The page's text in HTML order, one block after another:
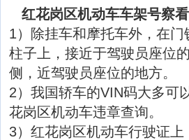
红花岗区机动车车架号察
1）除挂车和摩托车外，在
柱子上，接近于驾驶员座位
侧，近驾驶员座位的地方。
2）我国轿车的VIN码大多可
花岗区机动车违章查询。
3）红花岗区机动车行驶证上